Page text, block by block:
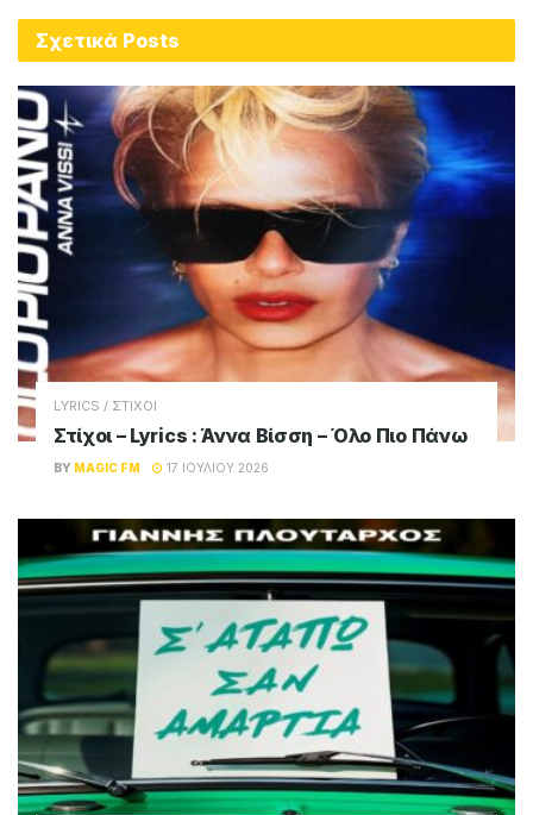
Σχετικά Posts
LYRICS / ΣΤΙΧΟΙ
Στίχοι – Lyrics : Άννα Βίσση – Όλο Πιο Πάνω
BY MAGIC FM 17 ΙΟΥΛΊΟΥ 2026